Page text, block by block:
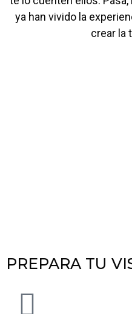
ya han vivido la
crear la
PREPARA TU